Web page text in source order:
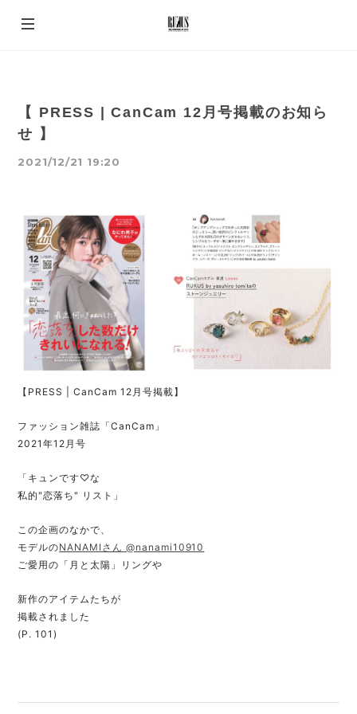
【 PRESS | CanCam 12月号掲載のお知ら
せ 】
2021/12/21 19:20
【PRESS | CanCam 12月号掲載】
ファッション雑誌「CanCam」
2021年12月号
「キュンです♡な
私的"恋落ち" リスト」
この企画のなかで、
モデルのNANAMIさん @nanami10910
ご愛用の「月と太陽」リングや
新作のアイテムたちが
掲載されました
(P. 101)